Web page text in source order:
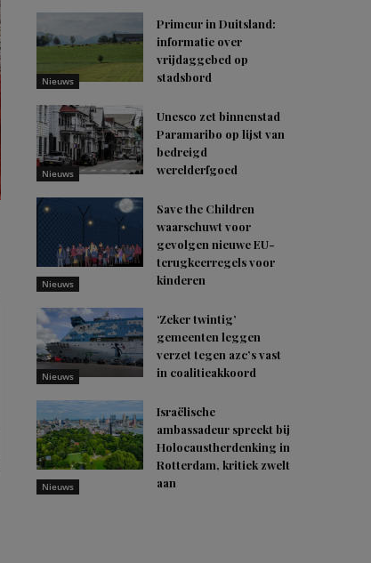
Nieuws
Primeur in Duitsland:
informatie over
vrijdaggebed op
stadsbord
Nieuws
Unesco zet binnenstad
Paramaribo op lijst van
bedreigd
werelderfgoed
Nieuws
Save the Children
waarschuwt voor
gevolgen nieuwe EU-
terugkeerregels voor
kinderen
Nieuws
‘Zeker twintig’
gemeenten leggen
verzet tegen azc’s vast
in coalitieakkoord
Nieuws
Israëlische
ambassadeur spreekt bij
Holocaustherdenking in
Rotterdam, kritiek zwelt
aan